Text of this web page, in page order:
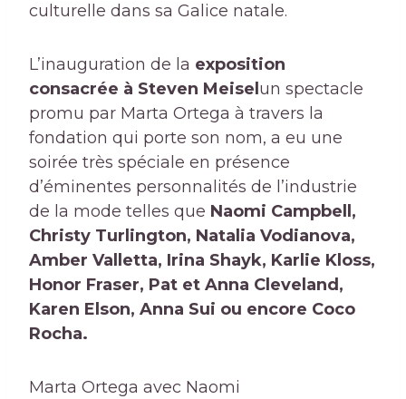
culturelle dans sa Galice natale.
L’inauguration de la exposition
consacrée à Steven Meisel un spectacle
promu par Marta Ortega à travers la
fondation qui porte son nom, a eu une
soirée très spéciale en présence
d’éminentes personnalités de l’industrie
de la mode telles que Naomi Campbell,
Christy Turlington, Natalia Vodianova,
Amber Valletta, Irina Shayk, Karlie Kloss,
Honor Fraser, Pat et Anna Cleveland,
Karen Elson, Anna Sui ou encore Coco
Rocha.
Marta Ortega avec Naomi